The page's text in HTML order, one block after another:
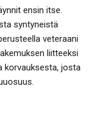
ensin itse.
syntyneistä
veteraani
liitteeksi
korvauksesta, josta